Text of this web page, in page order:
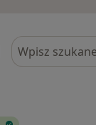
Szukaj w